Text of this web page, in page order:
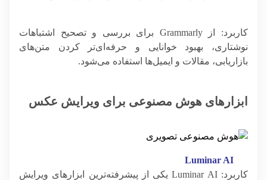
کاربرد: از Grammarly برای بررسی و تصحیح اشتباهات
نوشتاری، بهبود خوانایی و حرفه‌ای‌تر کردن متن‌های
بازاریابی، مقالات و ایمیل‌ها استفاده می‌شود.
ابزارهای هوش مصنوعی برای ویرایش عکس
Luminar AI
کاربرد: Luminar AI یکی از پیشرفته‌ترین ابزارهای ویرایش